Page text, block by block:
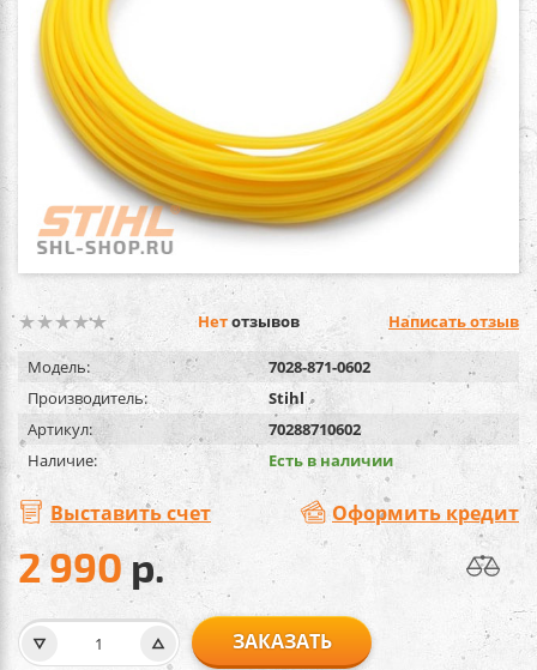
Нетотзывов Написать отзыв
Модель:
7028-871-0602
Производитель:
Stihl
Артикул:
70288710602
Наличие:
Есть в наличии
Выставить счет Оформить кредит
2 990 р.
ЗАКАЗАТЬ